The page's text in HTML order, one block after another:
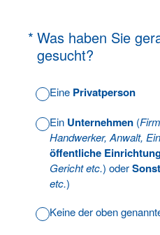
* Was haben Sie
gesucht?
(Erforderlich.)
Eine Privatperson
Ein Unternehmen (
Handwerker, Anwalt,
öffentliche
Gericht etc.) oder
etc.)
Keine der oben